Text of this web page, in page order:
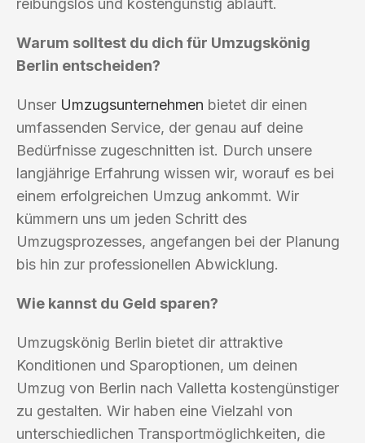
reibungslos und kostengünstig abläuft.
Warum solltest du dich für Umzugskönig
Berlin entscheiden?
Unser Umzugsunternehmen bietet dir einen
umfassenden Service, der genau auf deine
Bedürfnisse zugeschnitten ist. Durch unsere
langjährige Erfahrung wissen wir, worauf es bei
einem erfolgreichen Umzug ankommt. Wir
kümmern uns um jeden Schritt des
Umzugsprozesses, angefangen bei der Planung
bis hin zur professionellen Abwicklung.
Wie kannst du Geld sparen?
Umzugskönig Berlin bietet dir attraktive
Konditionen und Sparoptionen, um deinen
Umzug von Berlin nach Valletta kostengünstiger
zu gestalten. Wir haben eine Vielzahl von
unterschiedlichen Transportmöglichkeiten, die